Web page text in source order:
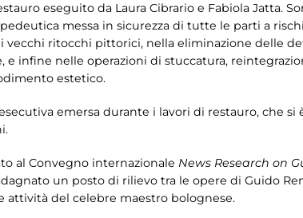
eseguito da Laura Cibrario e Fabiola Jatta.
messa in sicurezza di tutte le parti a
ritocchi pittorici, nella eliminazione delle
infine nelle operazioni di stuccatura,
estetico.
emersa durante i lavori di restauro, che
al Convegno internazionale News Research on
un posto di rilievo tra le opere di Guido
attività del celebre maestro bolognese.